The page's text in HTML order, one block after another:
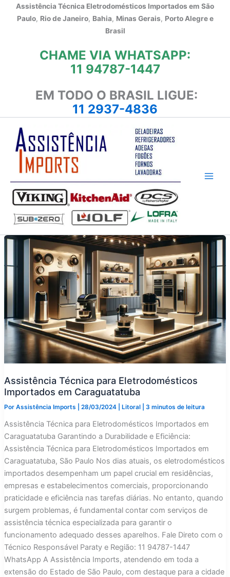
Assistência Técnica Eletrodomésticos Importados em São
Paulo, Rio de Janeiro, Bahia, Minas Gerais, Porto Alegre e
Brasil
CHAME VIA WHATSAPP:
11 94787-1447
EM TODO O BRASIL LIGUE:
11 2937-4836
Assistência Técnica para Eletrodomésticos
Importados em Caraguatatuba
Por Assistência Imports 28/03/2024 Litoral| 3 minutos de leitura
Assistência Técnica para Eletrodomésticos Importados em
Caraguatatuba Garantindo a Durabilidade e Eficiência:
Assistência Técnica para Eletrodomésticos Importados em
Caraguatatuba, São Paulo Nos dias atuais, os eletrodomésticos
importados desempenham um papel crucial em residências,
empresas e estabelecimentos comerciais, proporcionando
praticidade e eficiência nas tarefas diárias. No entanto, quando
surgem problemas, é fundamental contar com serviços de
assistência técnica especializada para garantir o
funcionamento adequado desses aparelhos. Fale Direto com o
Técnico Responsável Paraty e Região: 11 94787-1447
WhatsApp A Assistência Imports, atendendo em toda a
extensão do Estado de São Paulo, com destaque para a cidade